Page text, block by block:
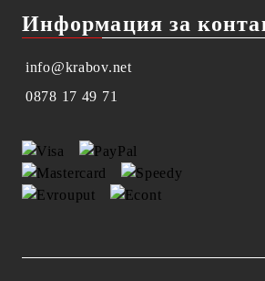
Информация за
info@krabov.net
0878 17 49 71